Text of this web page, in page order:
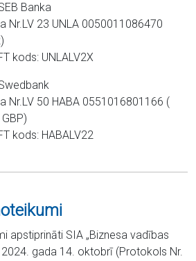
Banka
Nr.LV 23 UNLA 0050011086470
kods: UNLALV2X
Nr.LV 50 HABA 0551016801166 (
GBP)
kods: HABALV22
apstiprināti SIA „Biznesa vadības
gada 14. oktobrī (Protokols Nr.